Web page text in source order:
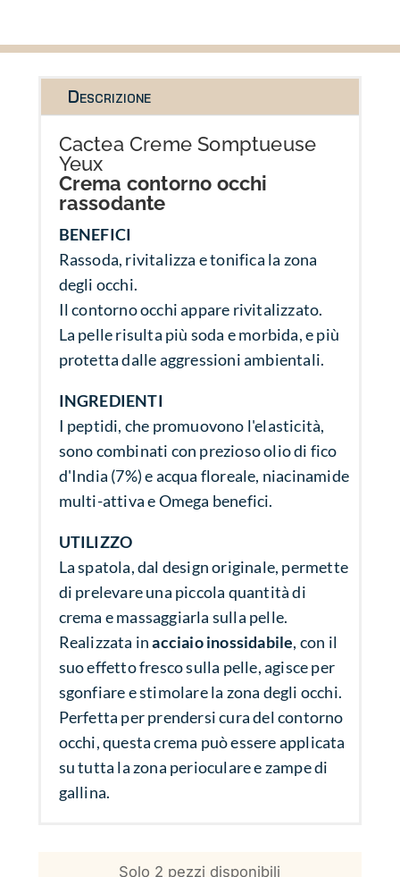
Descrizione
Cactea Creme Somptueuse
Yeux
Crema contorno occhi
rassodante
BENEFICI
Rassoda, rivitalizza e tonifica la zona
degli occhi.
Il contorno occhi appare rivitalizzato.
La pelle risulta più soda e morbida, e più
protetta dalle aggressioni ambientali.
INGREDIENTI
I peptidi, che promuovono l'elasticità,
sono combinati con prezioso olio di fico
d'India (7%) e acqua floreale, niacinamide
multi-attiva e Omega benefici.
UTILIZZO
La spatola, dal design originale, permette
di prelevare una piccola quantità di
crema e massaggiarla sulla pelle.
Realizzata inacciaio inossidabile, con il
suo effetto fresco sulla pelle, agisce per
sgonfiare e stimolare la zona degli occhi.
Perfetta per prendersi cura del contorno
occhi, questa crema può essere applicata
su tutta la zona perioculare e zampe di
gallina.
Solo 2 pezzi disponibili